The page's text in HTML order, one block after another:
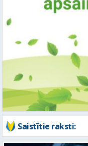
Saistītie raksti: